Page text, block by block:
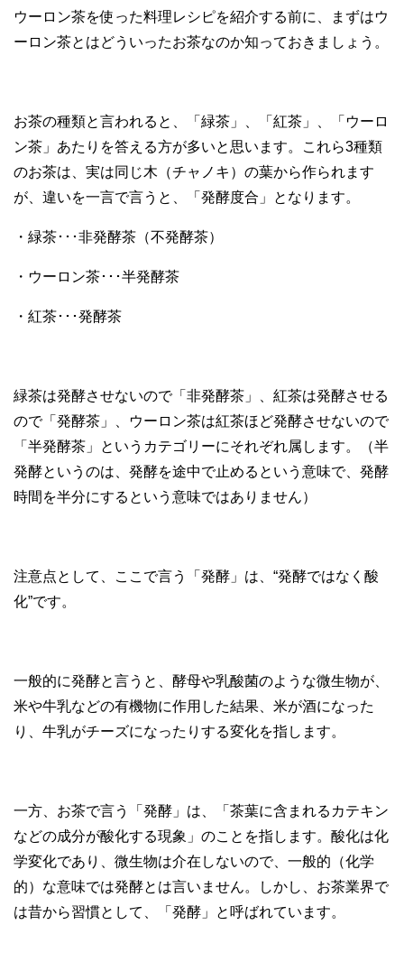
ウーロン茶を使った料理レシピを紹介する前に、まずはウ
ーロン茶とはどういったお茶なのか知っておきましょう。
お茶の種類と言われると、「緑茶」、「紅茶」、「ウーロ
ン茶」あたりを答える方が多いと思います。これら3種類
のお茶は、実は同じ木（チャノキ）の葉から作られます
が、違いを一言で言うと、「発酵度合」となります。
・緑茶･･･非発酵茶（不発酵茶）
・ウーロン茶･･･半発酵茶
・紅茶･･･発酵茶
緑茶は発酵させないので「非発酵茶」、紅茶は発酵させる
ので「発酵茶」、ウーロン茶は紅茶ほど発酵させないので
「半発酵茶」というカテゴリーにそれぞれ属します。（半
発酵というのは、発酵を途中で止めるという意味で、発酵
時間を半分にするという意味ではありません）
注意点として、ここで言う「発酵」は、“発酵ではなく酸
化”です。
一般的に発酵と言うと、酵母や乳酸菌のような微生物が、
米や牛乳などの有機物に作用した結果、米が酒になった
り、牛乳がチーズになったりする変化を指します。
一方、お茶で言う「発酵」は、「茶葉に含まれるカテキン
などの成分が酸化する現象」のことを指します。酸化は化
学変化であり、微生物は介在しないので、一般的（化学
的）な意味では発酵とは言いません。しかし、お茶業界で
は昔から習慣として、「発酵」と呼ばれています。